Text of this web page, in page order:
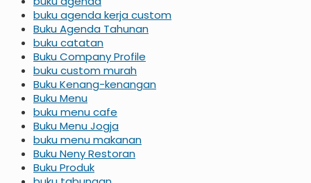
buku agenda kerja custom
Buku Agenda Tahunan
buku catatan
Buku Company Profile
buku custom murah
Buku Kenang-kenangan
Buku Menu
buku menu cafe
Buku Menu Jogja
buku menu makanan
Buku Neny Restoran
Buku Produk